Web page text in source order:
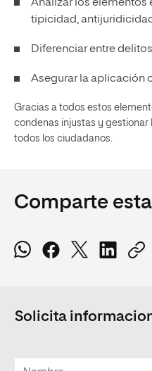
Analizar los elementos
tipicidad,
Diferenciar entre
Asegurar la aplicación
Gracias a todos estos
condenas injustas y
todos los ciudadanos.
Comparte
Solicita